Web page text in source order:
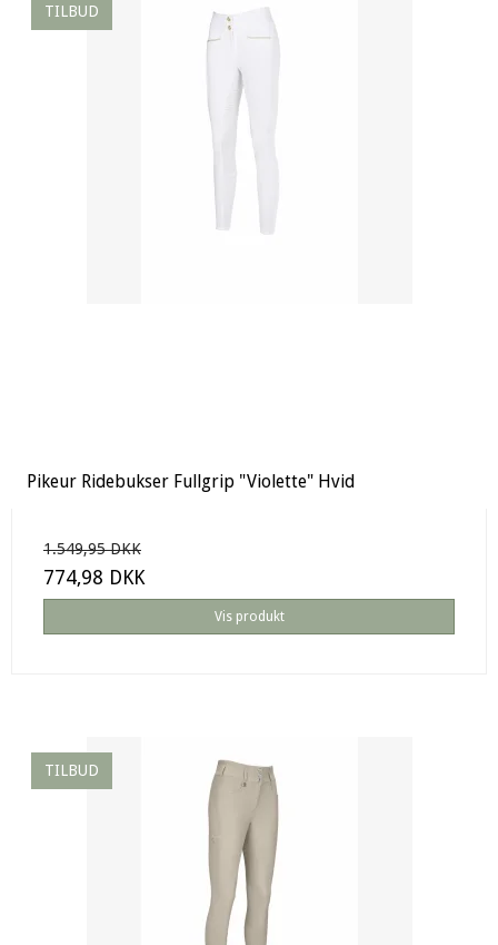
TILBUD
Pikeur Ridebukser Fullgrip "Violette" Hvid
1.549,95 DKK
774,98 DKK
Vis produkt
TILBUD